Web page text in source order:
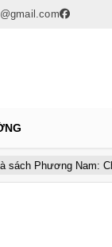
Nam: Chia tay sau